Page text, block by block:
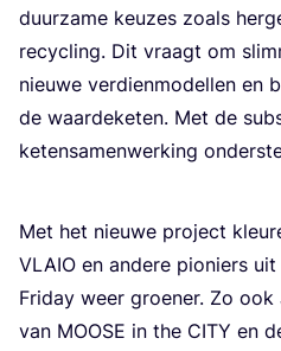
duur­za­me keu­zes zoals
recy­cling. Dit vraagt om
nieu­we ver­dien­mo­del­len en
de waar­de­ke­ten. Met de
keten­sa­men­wer­king
Met het nieu­we pro­ject
VLAIO en ande­re pio­niers uit
Fri­day weer groe­ner. Zo
van MOO­SE in the CITY en